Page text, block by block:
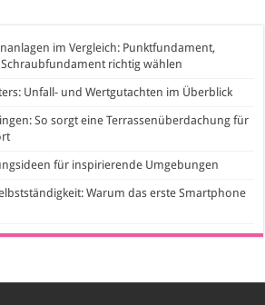
im Vergleich: Punktfundament,
richtig wählen
Unfall- und Wertgutachten im Überblick
So sorgt eine Terrassenüberdachung für
für inspirierende Umgebungen
Warum das erste Smartphone